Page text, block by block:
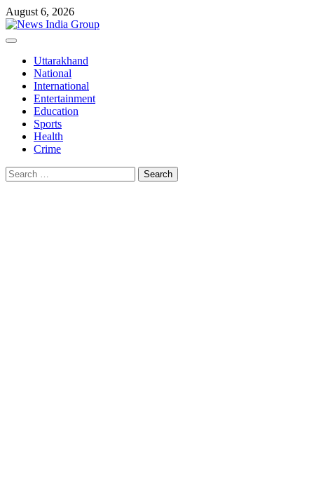
Skip
to
content
August 6, 2026
Primary
Uttarakhand
National
International
Entertainment
Education
Sports
Health
Crime
Search
for: